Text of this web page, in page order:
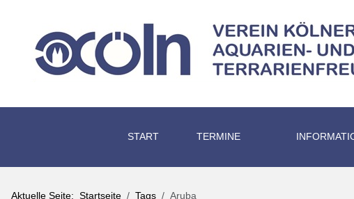
START TERMINE
Aktuelle Seite: Startseite Tags Aruba